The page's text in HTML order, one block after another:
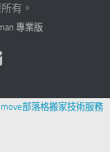
有。
專業版
部落格搬家技術服務